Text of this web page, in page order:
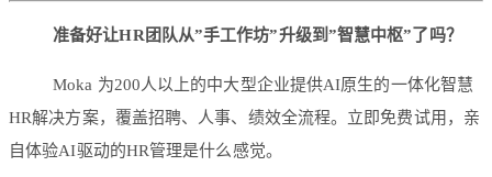
准备好让HR团队从”手工作坊”升级到”智慧中枢”了吗？
Moka 为200人以上的中大型企业提供AI原生的一体化智慧
HR解决方案，覆盖招聘、人事、绩效全流程。立即免费试用，亲
自体验AI驱动的HR管理是什么感觉。